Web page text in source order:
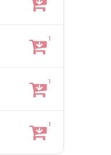
1
1
1